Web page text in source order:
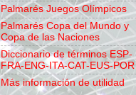
Palmarés Juegos Olímpicos
Palmarés Copa del Mundo y
Copa de las Naciones
Diccionario de términos ESP-
FRA-ENG-ITA-CAT-EUS-POR
Más información de utilidad